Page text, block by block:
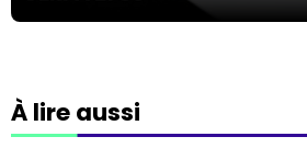
À lire aussi